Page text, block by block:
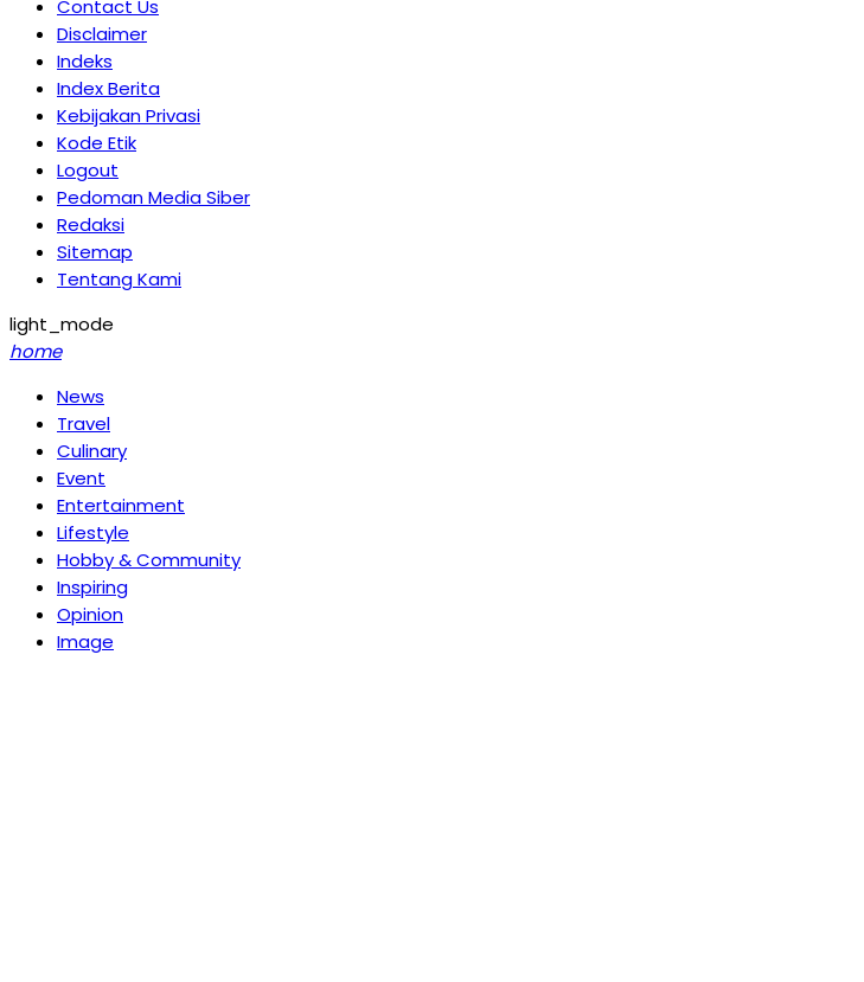
Contact Us
Disclaimer
Indeks
Index Berita
Kebijakan Privasi
Kode Etik
Logout
Pedoman Media Siber
Redaksi
Sitemap
Tentang Kami
light_mode
home
News
Travel
Culinary
Event
Entertainment
Lifestyle
Hobby & Community
Inspiring
Opinion
Image